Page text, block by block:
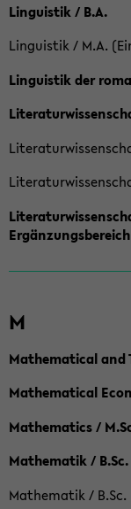
Linguistik / B.A.
Linguistik / M.A.
Linguistik der
M
Mathematical and
Mathematical
Mathematics /
Mathematik / B.Sc.
Mathematik / B.Sc.